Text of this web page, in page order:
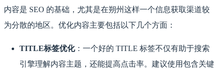
内容是 SEO 的基础，尤其是在朔州这样一个信息获取渠道较
为分散的地区。优化内容主要包括以下几个方面：
TITLE标签优化：一个好的 TITLE 标签不仅有助于搜索
引擎理解内容主题，还能提高点击率。建议使用包含关键